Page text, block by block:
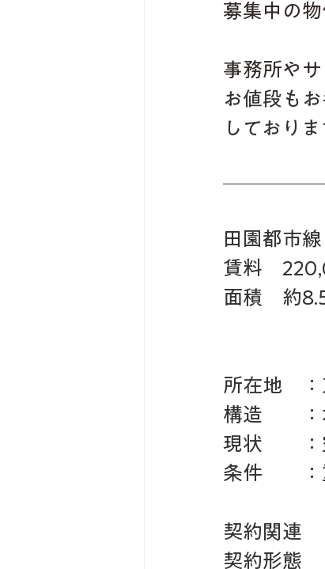
募集中の物
事務所や
お値段も
しておりま
田園都市
賃料　
面積　約
所在地　
構造　　
現状　　：
条件　　
契約関連
契約形態